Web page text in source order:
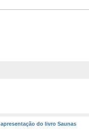
do livro Saunas